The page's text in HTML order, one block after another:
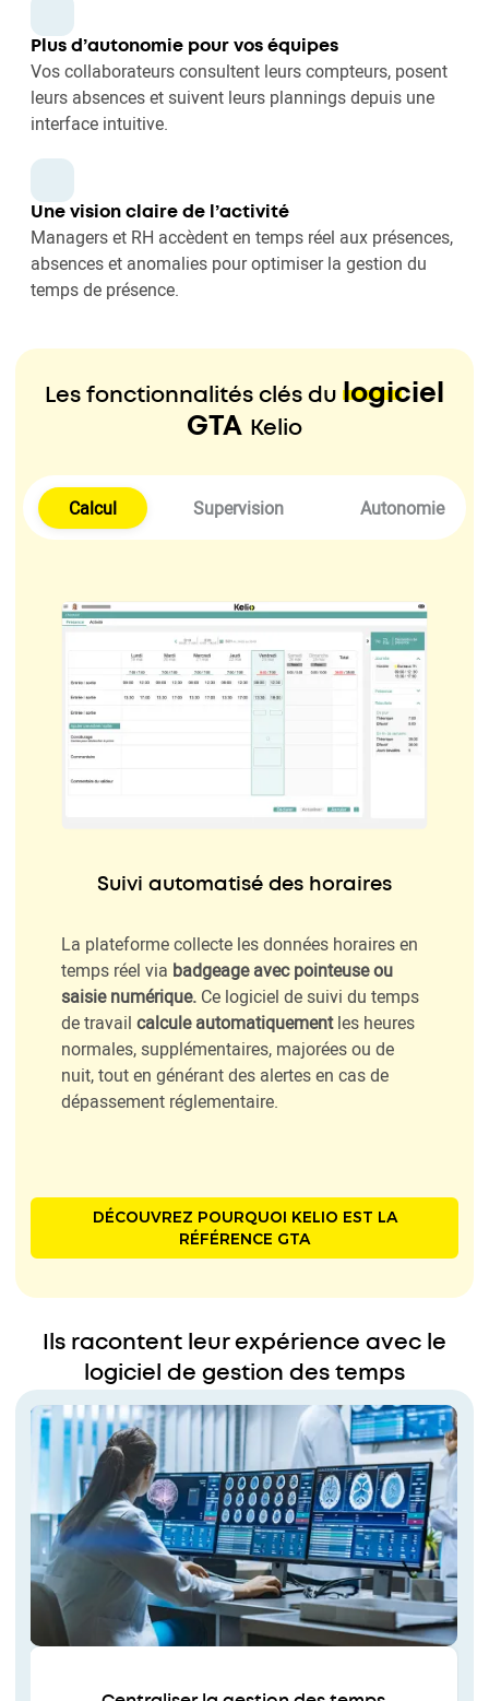
Plus d’autonomie pour vos équipes
Vos collaborateurs consultent leurs compteurs, posent
leurs absences et suivent leurs plannings depuis une
interface intuitive.
Une vision claire de l’activité
Managers et RH accèdent en temps réel aux présences,
absences et anomalies pour optimiser la gestion du
temps de présence.
Les fonctionnalités clés du logiciel
GTA Kelio
Calcul Supervision Autonomie
Suivi automatisé des horaires
La plateforme collecte les données horaires en
temps réel via badgeage avec pointeuse ou
saisie numérique. Ce logiciel de suivi du temps
de travail calcule automatiquementles heures
normales, supplémentaires, majorées ou de
nuit, tout en générant des alertes en cas de
dépassement réglementaire.
DÉCOUVREZ POURQUOI KELIO EST LA
RÉFÉRENCE GTA
Ils racontent leur expérience avec le
logiciel de gestion des temps